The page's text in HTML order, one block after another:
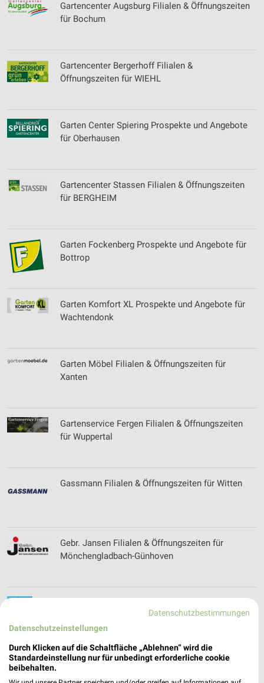
Gartencenter Augsburg Filialen & Öffnungszeiten
für Bochum
Gartencenter Bergerhoff Filialen &
Öffnungszeiten für WIEHL
Garten Center Spiering Prospekte und Angebote
für Oberhausen
Gartencenter Stassen Filialen & Öffnungszeiten
für BERGHEIM
Garten Fockenberg Prospekte und Angebote für
Bottrop
Garten Komfort XL Prospekte und Angebote für
Wachtendonk
Garten Möbel Filialen & Öffnungszeiten für
Xanten
Gartenservice Fergen Filialen & Öffnungszeiten
für Wuppertal
Gassmann Filialen & Öffnungszeiten für Witten
Gebr. Jansen Filialen & Öffnungszeiten für
Mönchengladbach-Günhoven
Öffnungszeiten für Borken-Gemen
Getränke HOFFMANN Online Prospekt für
Datenschutzbestimmungen
Datenschutzeinstellungen
Durch Klicken auf die Schaltfläche „Ablehnen“ wird die
Standardeinstellung nur für unbedingt erforderliche cookie
beibehalten.